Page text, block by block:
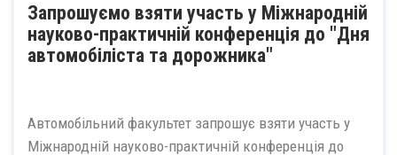
Запрошуємо взяти участь у Міжнародній
науково-практичній конференція до "Дня
автомобіліста та дорожника"
Автомобільний факультет запрошує взяти участь у
Міжнародній науково-практичній конференція до